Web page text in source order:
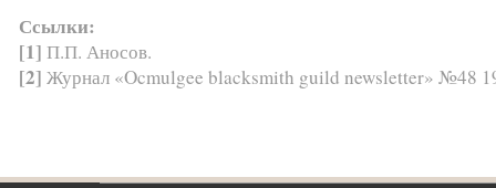
Ссылки:
[1] П.П. Аносов.
[2] Журнал «Ocmulgee blacksmith guild newsletter» №48